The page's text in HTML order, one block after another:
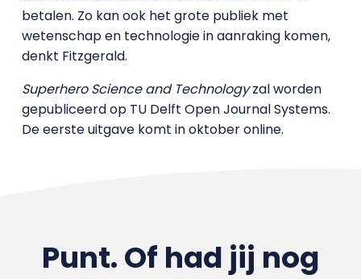
betalen. Zo kan ook het grote publiek met
wetenschap en technologie in aanraking komen,
denkt Fitzgerald.
Superhero Science and Technologyzal worden
gepubliceerd op TU Delft Open Journal Systems.
De eerste uitgave komt in oktober online.
Punt. Of had jij nog